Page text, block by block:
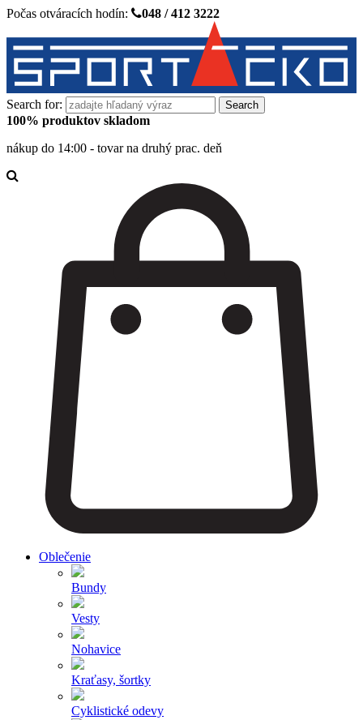
Počas otváracích hodín: 048 / 412 3222
Search for:
100% produktov skladom
nákup do 14:00 - tovar na druhý prac. deň
Oblečenie
Bundy
Vesty
Nohavice
Kraťasy, šortky
Cyklistické odevy